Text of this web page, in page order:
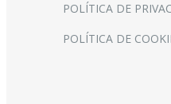
POLÍTICA DE
POLÍTICA DE